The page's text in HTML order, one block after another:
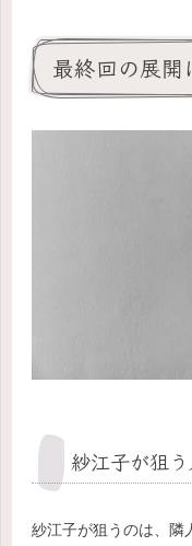
最終回の展開
紗江子が狙
紗江子が狙うのは、隣